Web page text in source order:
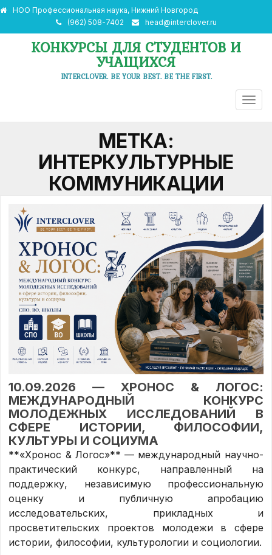
НОО Профессиональная наука, Нижний Новгород
(962) 508-7402
head@interclover.ru
КОНКУРСЫ ДЛЯ СТУДЕНТОВ И
УЧАЩИХСЯ
INTERCLOVER. BE YOUR BEST. BE THE FIRST.
МЕТКА:
ИНТЕРКУЛЬТУРНЫЕ
КОММУНИКАЦИИ
10.09.2026 — ХРОНОС & ЛОГОС:
МЕЖДУНАРОДНЫЙ КОНКУРС
МОЛОДЕЖНЫХ ИССЛЕДОВАНИЙ В
СФЕРЕ ИСТОРИИ, ФИЛОСОФИИ,
КУЛЬТУРЫ И СОЦИУМА
**«Хронос & Логос»** — международный научно-
практический конкурс, направленный на
поддержку, независимую профессиональную
оценку и публичную апробацию
исследовательских, прикладных и
просветительских проектов молодежи в сфере
истории, философии, культурологии и социологии.